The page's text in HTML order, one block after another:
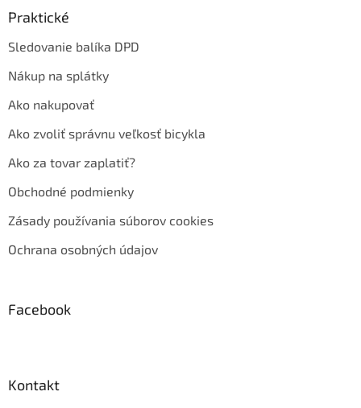
Praktické
Sledovanie balíka DPD
Nákup na splátky
Ako nakupovať
Ako zvoliť správnu veľkosť bicykla
Ako za tovar zaplatiť?
Obchodné podmienky
Zásady používania súborov cookies
Ochrana osobných údajov
Facebook
Kontakt